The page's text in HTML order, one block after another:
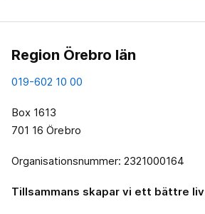
Region Örebro län
019-602 10 00
Box 1613
701 16 Örebro
Organisationsnummer: 2321000164
Tillsammans skapar vi ett bättre liv